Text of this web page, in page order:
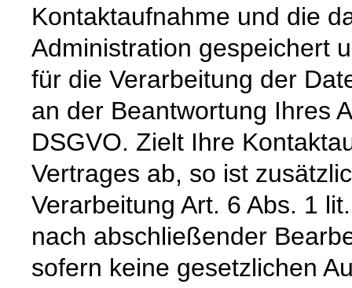
Kontaktaufnahme und die
Administration gespeichert
für die Verarbeitung der
an der Beantwortung Ihres
DSGVO. Zielt Ihre
Vertrages ab, so ist
Verarbeitung Art. 6 Abs. 1
nach abschließender
sofern keine gesetzlichen